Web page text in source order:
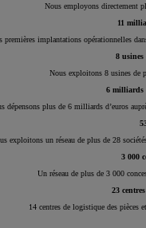
Nous employons directement
11
premières implantations opérationnelles
8 usines
Nous exploitons 8 usines de
6 milliards
dépensons plus de 6 milliards d’euros
exploitons un réseau de plus de 28
3 000
Un réseau de plus de 3 000
23
14 centres de logistique des pièces